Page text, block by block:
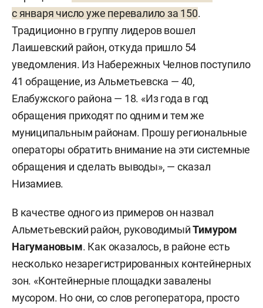
с января число уже перевалило за 150.
Традиционно в группу лидеров вошел
Лаишевский район, откуда пришло 54
уведомления. Из Набережных Челнов поступило
41 обращение, из Альметьевска — 40,
Елабужского района — 18. «Из года в год
обращения приходят по одним и тем же
муниципальным районам. Прошу региональные
операторы обратить внимание на эти системные
обращения и сделать выводы», — сказал
Низамиев.
В качестве одного из примеров он назвал
Альметьевский район, руководимыйТимуром
Нагумановым. Как оказалось, в районе есть
несколько незарегистрированных контейнерных
зон. «Контейнерные площадки завалены
мусором. Но они, со слов регоператора, просто